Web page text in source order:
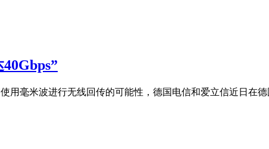
用毫米波进行无线回传的可能性，德国电信和爱立信近日在